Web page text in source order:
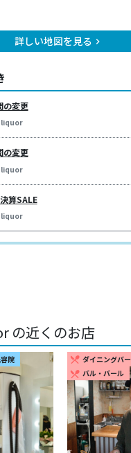
詳しい地図を見る keyboard_arrow_right
の変更
liquor
の変更
liquor
算SALE
liquor
の近くのお店
院 restaurant_menu ダイニングバー
restaurant_menu バル・バール